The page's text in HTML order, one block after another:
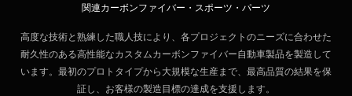
関連カーボンファイバー・スポーツ・パーツ
高度な技術と熟練した職人技により、各プロジェクトのニーズに合わせた
耐久性のある高性能なカスタムカーボンファイバー自動車製品を製造して
います。最初のプロトタイプから大規模な生産まで、最高品質の結果を保
証し、お客様の製造目標の達成を支援します。